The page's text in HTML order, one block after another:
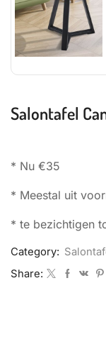
Salontafel
* Nu €35
* Meestal uit
* te bezichtigen
Category:
Share: